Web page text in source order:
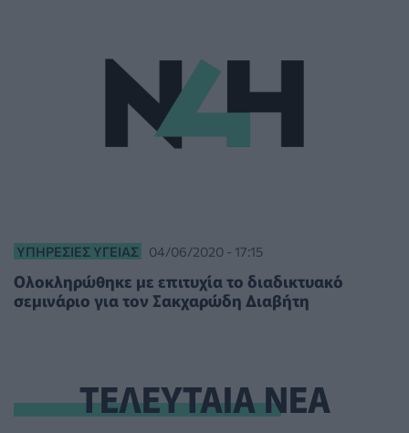
ΥΠΗΡΕΣΊΕΣ ΥΓΕΊΑΣ 04/06/2020 - 17:15
Ολοκληρώθηκε με επιτυχία το διαδικτυακό
σεμινάριο για τον Σακχαρώδη Διαβήτη
ΤΕΛΕΥΤΑΙΑ ΝΕΑ